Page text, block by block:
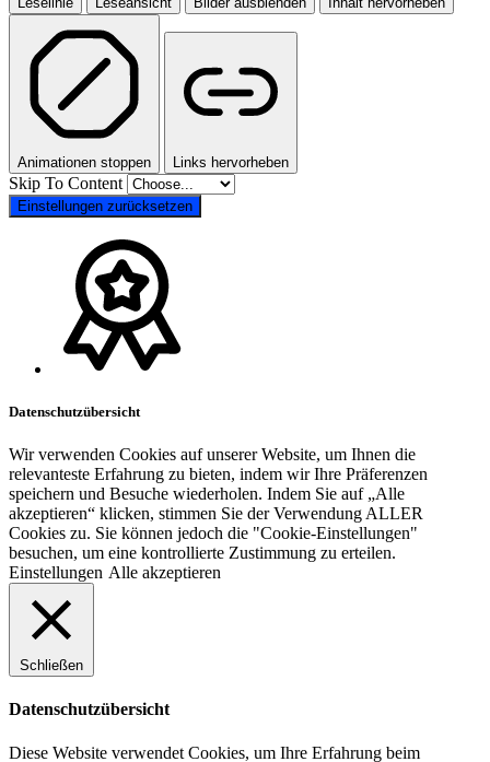
Animationen stoppen Links hervorheben
Skip To Content
Einstellungen zurücksetzen
Datenschutzübersicht
Wir verwenden Cookies auf unserer Website, um Ihnen die
relevanteste Erfahrung zu bieten, indem wir Ihre Präferenzen
speichern und Besuche wiederholen. Indem Sie auf „Alle
akzeptieren“ klicken, stimmen Sie der Verwendung ALLER
Cookies zu. Sie können jedoch die "Cookie-Einstellungen"
besuchen, um eine kontrollierte Zustimmung zu erteilen.
Einstellungen Alle akzeptieren
Schließen
Datenschutzübersicht
Diese Website verwendet Cookies, um Ihre Erfahrung beim